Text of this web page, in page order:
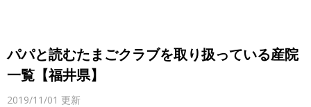
パパと読むたまごクラブを取り扱っている産院
一覧【福井県】
2019/11/01 更新